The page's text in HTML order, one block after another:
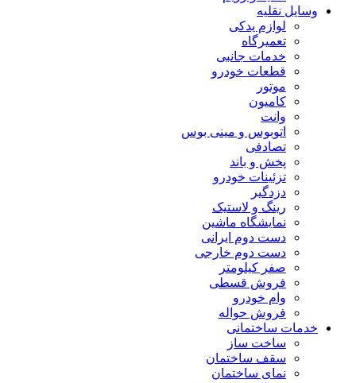
وسایل نقلیه
لوازم یدکی
تعمیرگاه
خدمات جانبی
قطعات خودرو
موتور
کامیون
وانت
اتوبوس و مینی بوس
تصادفی
پخش و باند
تزئینات خودرو
دزدگیر
رینگ و لاستیک
نمایشگاه ماشین
دست دوم ایرانی
دست دوم خارجی
صفر کیلومتر
فروش قسطی
وام خودرو
فروش حواله
خدمات ساختمانی
ساخت ساز
سقف ساختمان
نمای ساختمان